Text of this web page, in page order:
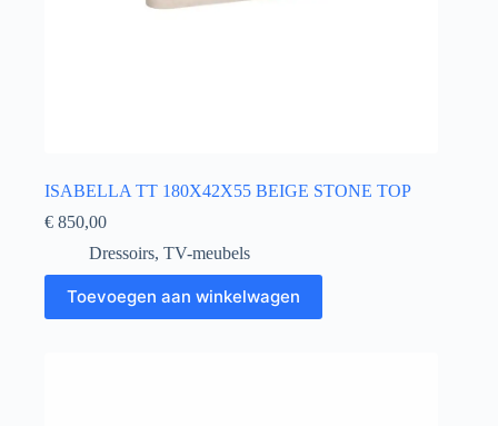
ISABELLA TT 180X42X55 BEIGE STONE TOP
€ 850,00
Dressoirs, TV-meubels
Toevoegen aan winkelwagen